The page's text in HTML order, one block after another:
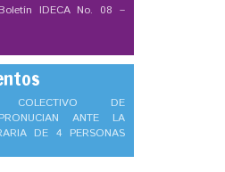
IDECA No. 08 –
COLECTIVO DE
ANTE LA
DE 4 PERSONAS